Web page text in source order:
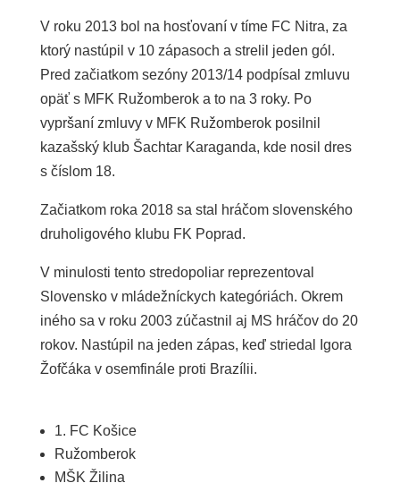
V roku 2013 bol na hosťovaní v tíme FC Nitra, za
ktorý nastúpil v 10 zápasoch a strelil jeden gól.
Pred začiatkom sezóny 2013/14 podpísal zmluvu
opäť s MFK Ružomberok a to na 3 roky. Po
vypršaní zmluvy v MFK Ružomberok posilnil
kazašský klub Šachtar Karaganda, kde nosil dres
s číslom 18.
Začiatkom roka 2018 sa stal hráčom slovenského
druholigového klubu FK Poprad.
V minulosti tento stredopoliar reprezentoval
Slovensko v mládežníckych kategóriách. Okrem
iného sa v roku 2003 zúčastnil aj MS hráčov do 20
rokov. Nastúpil na jeden zápas, keď striedal Igora
Žofčáka v osemfinále proti Brazílii.
1. FC Košice
Ružomberok
MŠK Žilina